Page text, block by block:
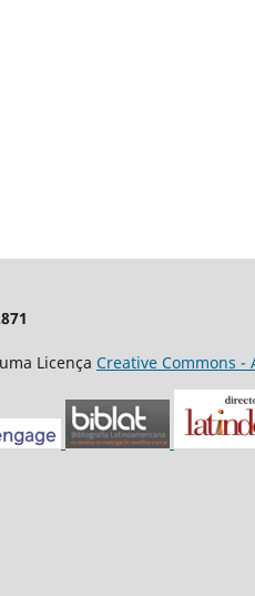
Licença Creative Commons